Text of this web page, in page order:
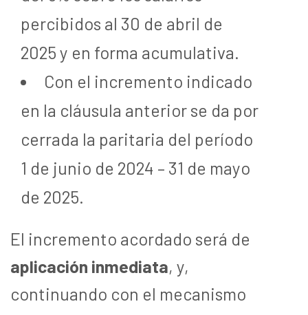
percibidos al 30 de abril de
2025 y en forma acumulativa.
Con el incremento indicado
en la cláusula anterior se da por
cerrada la paritaria del período
1 de junio de 2024 – 31 de mayo
de 2025.
El incremento acordado será de
aplicación inmediata, y,
continuando con el mecanismo